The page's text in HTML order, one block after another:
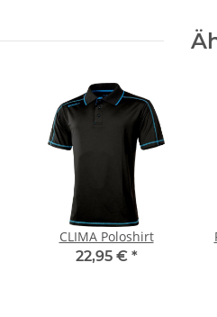
CLIMA Poloshirt
22,95 € *